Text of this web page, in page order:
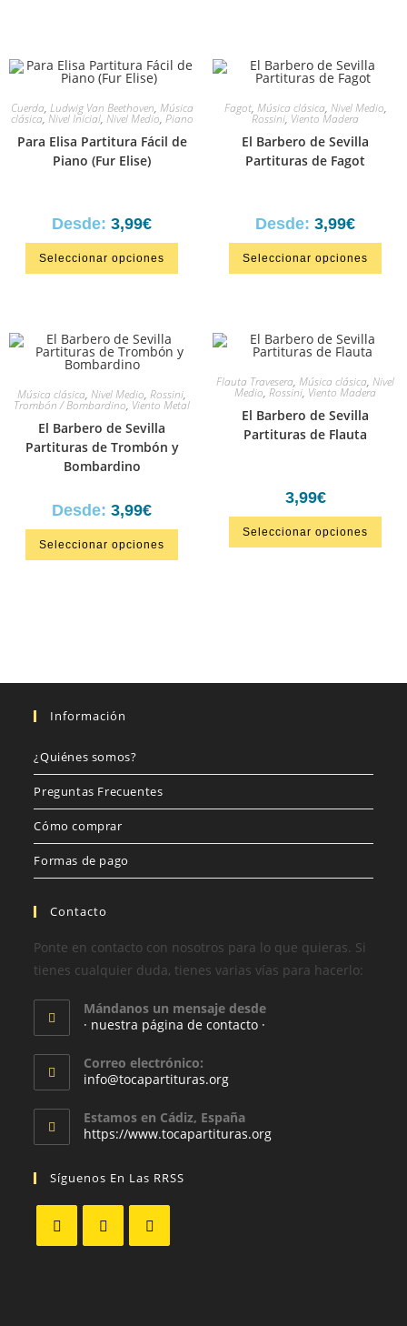
Cuerda, Ludwig Van Beethoven, Música
clásica,Nivel Inicial, Nivel Medio, Piano
Para Elisa Partitura Fácil de
Piano (Fur Elise)
Desde: 3,99€
Seleccionar opciones
Fagot, Música clásica, Nivel Medio,
Rossini, Viento Madera
El Barbero de Sevilla
Partituras de Fagot
Desde: 3,99€
Seleccionar opciones
Música clásica, Nivel Medio, Rossini,
Trombón / Bombardino, Viento Metal
El Barbero de Sevilla
Partituras de Trombón y
Bombardino
Desde: 3,99€
Seleccionar opciones
Flauta Travesera, Música clásica, Nivel
Medio, Rossini, Viento Madera
El Barbero de Sevilla
Partituras de Flauta
3,99€
Seleccionar opciones
Información
¿Quiénes somos?
Preguntas Frecuentes
Cómo comprar
Formas de pago
Contacto
Ponte en contacto con nosotros para lo que quieras. Si
tienes cualquier duda, tienes varias vías para hacerlo:
Mándanos un mensaje desde
· nuestra página de contacto ·
Correo electrónico:
info@tocapartituras.org
Estamos en Cádiz, España
https://www.tocapartituras.org
Síguenos En Las RRSS